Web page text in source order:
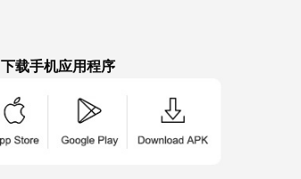
下载手机应用程序